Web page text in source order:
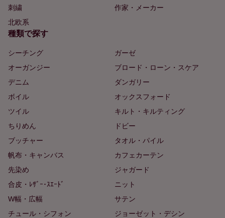
刺繍
作家・メーカー
北欧系
種類で探す
シーチング
ガーゼ
オーガンジー
ブロード・ローン・スケア
デニム
ダンガリー
ボイル
オックスフォード
ツイル
キルト・キルティング
ちりめん
ドビー
ブッチャー
タオル・パイル
帆布・キャンバス
カフェカーテン
先染め
ジャガード
合皮・ﾚｻﾞｰ･ｽｴｰﾄﾞ
ニット
W幅・広幅
サテン
チュール・シフォン
ジョーゼット・デシン